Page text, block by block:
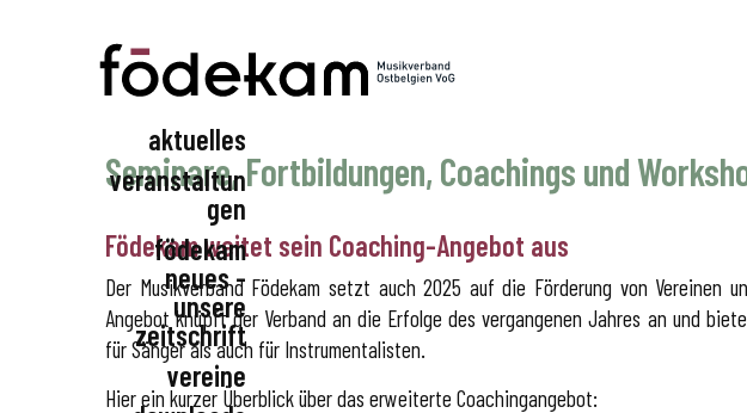
Födekam Ostbelgien
aktuelles
veranstaltun
gen
födekam
vereinsveranstaltu
ngen
födekam
neues -
unsere
zeitschrift
vereine
Seminare, Fortbildungen, Coachings und
Födekam weitet sein Coaching-Angebot aus
Der Musikverband Födekam setzt auch 2025 auf die Förderung von Vereinen
Angebot knüpft der Verband an die Erfolge des vergangenen Jahres an und
für Sänger als auch für Instrumentalisten.
Hier ein kurzer Überblick über das erweiterte Coachingangebot: